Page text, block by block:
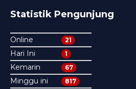
Statistik Pengunjung
Online 21
Hari Ini 1
Kemarin 67
Minggu ini 817